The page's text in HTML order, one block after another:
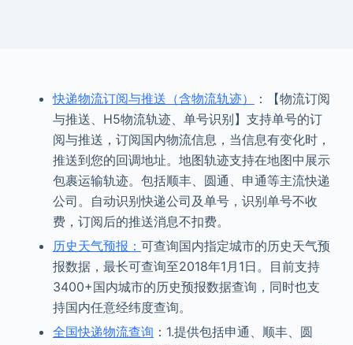
快递物流订阅与推送（含物流轨迹）
：【物流订阅
与推送、H5物流轨迹、单号识别】支持单号的订
阅与推送，订阅国内物流信息，当信息有变化时，
推送到您的回调地址。地图轨迹支持在地图中展示
包裹运输轨迹。包括顺丰、圆通、申通等主流快递
公司。自动识别快递公司及单号，识别单号不收
费，订阅后的推送消息不扣费。
历史天气预报： 可查询国内指定城市的历史天气预
报数据，最长可查询至2018年1月1日。目前支持
3400+国内城市的历史预报数据查询，同时也支
持国内任意经纬度查询。
全国快递物流查询 ：1.提供包括申通、顺丰、圆